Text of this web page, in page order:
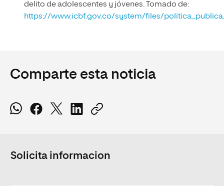
delito de adolescentes y jóvenes. Tomado de:
https://www.icbf.gov.co/system/files/
Comparte esta noticia
Solicita informacion